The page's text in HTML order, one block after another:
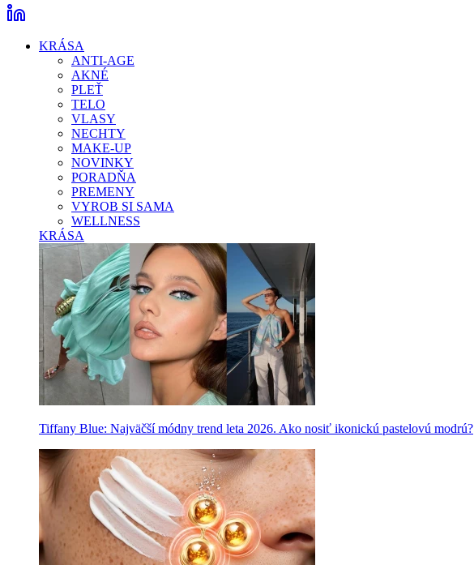
KRÁSA
ANTI-AGE
AKNÉ
PLEŤ
TELO
VLASY
NECHTY
MAKE-UP
NOVINKY
PORADŇA
PREMENY
VYROB SI SAMA
WELLNESS
KRÁSA
Tiffany Blue: Najväčší módny trend leta 2026. Ako nosiť ikonickú pastelovú modrú?